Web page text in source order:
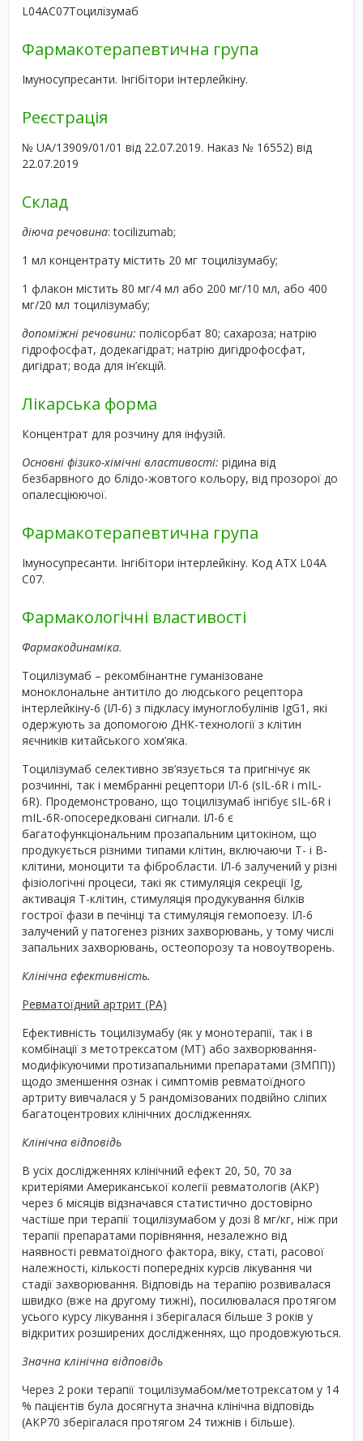
L04AC07Тоцилізумаб
Фармакотерапевтична група
Імуносупресанти. Інгібітори інтерлейкіну.
Реєстрація
№ UA/13909/01/01 від 22.07.2019. Наказ № 16552) від
22.07.2019
Склад
діюча речовина: tocilizumab;
1 мл концентрату містить 20 мг тоцилізумабу;
1 флакон містить 80 мг/4 мл або 200 мг/10 мл, або 400
мг/20 мл тоцилізумабу;
допоміжні речовини: полісорбат 80; сахароза; натрію
гідрофосфат, додекагідрат; натрію дигідрофосфат,
дигідрат; вода для ін’єкцій.
Лікарська форма
Концентрат для розчину для інфузій.
Основні фізико-хімічні властивості: рідина від
безбарвного до блідо-жовтого кольору, від прозорої до
опалесціюючої.
Фармакотерапевтична група
Імуносупресанти. Інгібітори інтерлейкіну. Код АТХ L04А
C07.
Фармакологічні властивості
Фармакодинаміка.
Тоцилізумаб – рекомбінантне гуманізоване
моноклональне антитіло до людського рецептора
інтерлейкіну-6 (ІЛ-6) з підкласу імуноглобулінів IgG1 , які
одержують за допомогою ДНК-технології з клітин
яєчників китайського хом’яка.
Тоцилізумаб селективно зв’язується та пригнічує як
розчинні, так і мембранні рецептори ІЛ-6 (sIL-6R і mIL-
6R). Продемонстровано, що тоцилізумаб інгібує sIL-6R і
mIL-6R-опосередковані сигнали. ІЛ-6 є
багатофункціональним прозапальним цитокіном, що
продукується різними типами клітин, включаючи Т- і В-
клітини, моноцити та фібробласти. ІЛ-6 залучений у різні
фізіологічні процеси, такі як стимуляція секреції Ig,
активація Т-клітин, стимуляція продукування білків
гострої фази в печінці та стимуляція гемопоезу. ІЛ-6
залучений у патогенез різних захворювань, у тому числі
запальних захворювань, остеопорозу та новоутворень.
Клінічна ефективність.
Ревматоїдний артрит (РА)
Ефективність тоцилізумабу (як у монотерапії, так і в
комбінації з метотрексатом (МТ) або захворювання-
модифікуючими протизапальними препаратами (ЗМПП))
щодо зменшення ознак і симптомів ревматоїдного
артриту вивчалася у 5 рандомізованих подвійно сліпих
багатоцентрових клінічних дослідженнях.
Клінічна відповідь
В усіх дослідженнях клінічний ефект 20, 50, 70 за
критеріями Американської колегії ревматологів (АКР)
через 6 місяців відзначався статистично достовірно
частіше при терапії тоцилізумабом у дозі 8 мг/кг, ніж при
терапії препаратами порівняння, незалежно від
наявності ревматоїдного фактора, віку, статі, расової
належності, кількості попередніх курсів лікування чи
стадії захворювання. Відповідь на терапію розвивалася
швидко (вже на другому тижні), посилювалася протягом
усього курсу лікування і зберігалася більше 3 років у
відкритих розширених дослідженнях, що продовжуються.
Значна клінічна відповідь
Через 2 роки терапії тоцилізумабом/метотрексатом у 14
% пацієнтів була досягнута значна клінічна відповідь
(АКР70 зберігалася протягом 24 тижнів і більше).